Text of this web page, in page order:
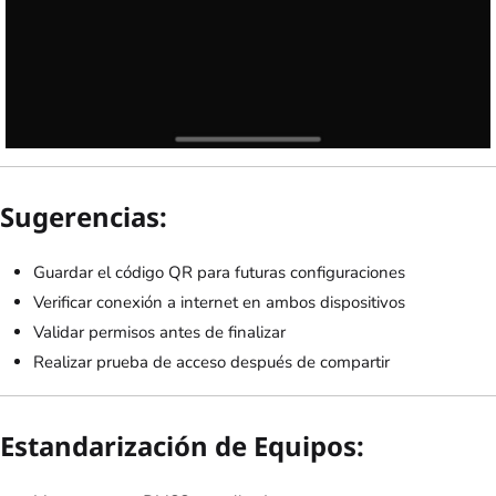
Sugerencias:
Guardar el código QR para futuras configuraciones
Verificar conexión a internet en ambos dispositivos
Validar permisos antes de finalizar
Realizar prueba de acceso después de compartir
Estandarización de Equipos: